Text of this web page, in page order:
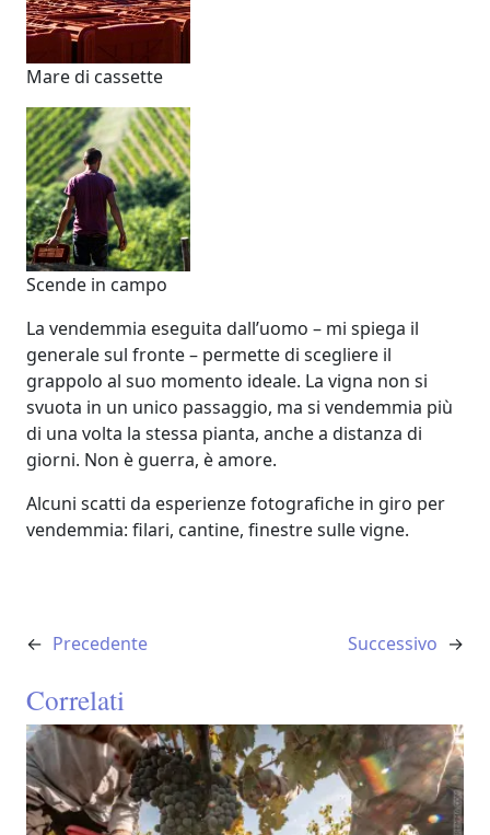
Mare di cassette
Scende in campo
La vendemmia eseguita dall’uomo – mi spiega il
generale sul fronte – permette di scegliere il
grappolo al suo momento ideale. La vigna non si
svuota in un unico passaggio, ma si vendemmia più
di una volta la stessa pianta, anche a distanza di
giorni. Non è guerra, è amore.
Alcuni scatti da esperienze fotografiche in giro per
vendemmia: filari, cantine, finestre sulle vigne.
← Precedente Successivo →
Correlati